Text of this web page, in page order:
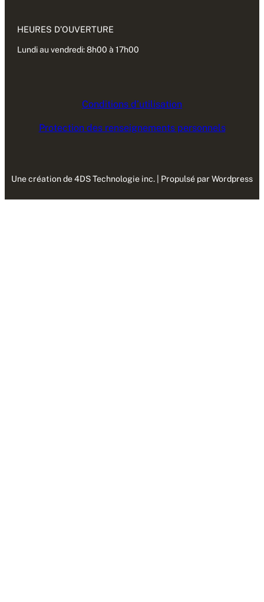
HEURES D’OUVERTURE
Lundi au vendredi: 8h00 à 17h00
Conditions d’utilisation
Protection des renseignements personnels
Une création de 4DS Technologie inc. | Propulsé par Wordpress